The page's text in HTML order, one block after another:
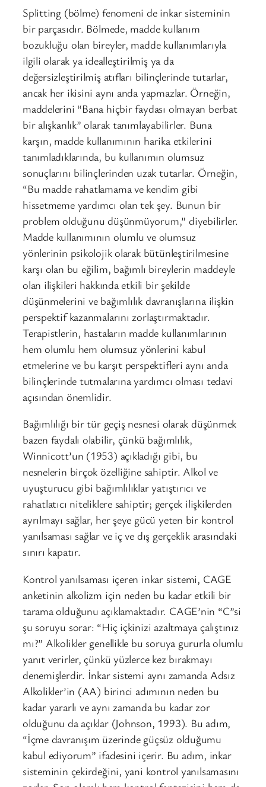
Splitting (bölme) fenomeni de inkar sisteminin
bir parçasıdır. Bölmede, madde kullanım
bozukluğu olan bireyler, madde kullanımlarıyla
ilgili olarak ya idealleştirilmiş ya da
değersizleştirilmiş atıfları bilinçlerinde tutarlar,
ancak her ikisini aynı anda yapmazlar. Örneğin,
maddelerini “Bana hiçbir faydası olmayan berbat
bir alışkanlık” olarak tanımlayabilirler. Buna
karşın, madde kullanımının harika etkilerini
tanımladıklarında, bu kullanımın olumsuz
sonuçlarını bilinçlerinden uzak tutarlar. Örneğin,
“Bu madde rahatlamama ve kendim gibi
hissetmeme yardımcı olan tek şey. Bunun bir
problem olduğunu düşünmüyorum,” diyebilirler.
Madde kullanımının olumlu ve olumsuz
yönlerinin psikolojik olarak bütünleştirilmesine
karşı olan bu eğilim, bağımlı bireylerin maddeyle
olan ilişkileri hakkında etkili bir şekilde
düşünmelerini ve bağımlılık davranışlarına ilişkin
perspektif kazanmalarını zorlaştırmaktadır.
Terapistlerin, hastaların madde kullanımlarının
hem olumlu hem olumsuz yönlerini kabul
etmelerine ve bu karşıt perspektifleri aynı anda
bilinçlerinde tutmalarına yardımcı olması tedavi
açısından önemlidir.
Bağımlılığı bir tür geçiş nesnesi olarak düşünmek
bazen faydalı olabilir, çünkü bağımlılık,
Winnicott’un (1953) açıkladığı gibi, bu
nesnelerin birçok özelliğine sahiptir. Alkol ve
uyuşturucu gibi bağımlılıklar yatıştırıcı ve
rahatlatıcı niteliklere sahiptir; gerçek ilişkilerden
ayrılmayı sağlar, her şeye gücü yeten bir kontrol
yanılsaması sağlar ve iç ve dış gerçeklik arasındaki
sınırı kapatır.
Kontrol yanılsaması içeren inkar sistemi, CAGE
anketinin alkolizm için neden bu kadar etkili bir
tarama olduğunu açıklamaktadır. CAGE’nin “C”si
şu soruyu sorar: “Hiç içkinizi azaltmaya çalıştınız
mı?” Alkolikler genellikle bu soruya gururla olumlu
yanıt verirler, çünkü yüzlerce kez bırakmayı
denemişlerdir. İnkar sistemi aynı zamanda Adsız
Alkolikler’in (AA) birinci adımının neden bu
kadar yararlı ve aynı zamanda bu kadar zor
olduğunu da açıklar (Johnson, 1993). Bu adım,
“İçme davranışım üzerinde güçsüz olduğumu
kabul ediyorum” ifadesini içerir. Bu adım, inkar
sisteminin çekirdeğini, yani kontrol yanılsamasını